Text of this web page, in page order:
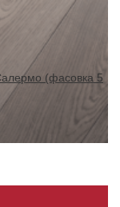
(фасовка 5